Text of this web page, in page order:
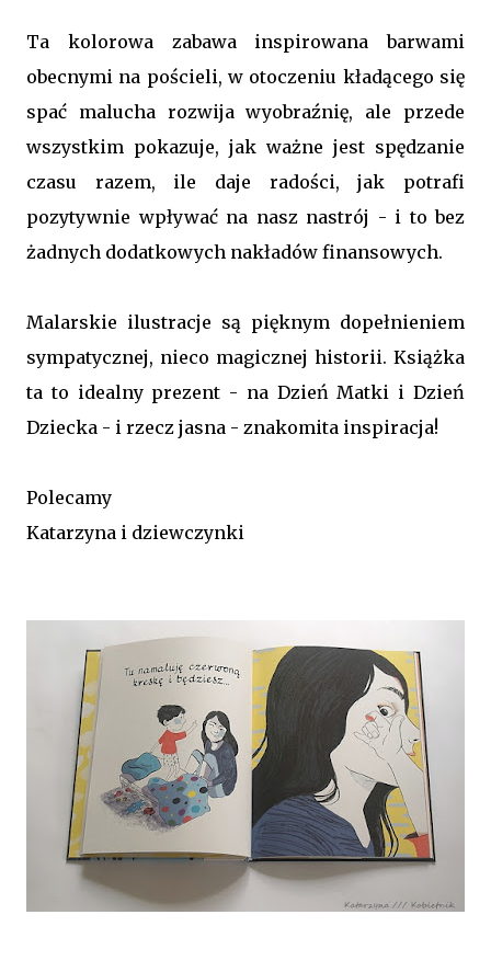
Ta kolorowa zabawa inspirowana barwami
obecnymi na pościeli, w otoczeniu kładącego się
spać malucha rozwija wyobraźnię, ale przede
wszystkim pokazuje, jak ważne jest spędzanie
czasu razem, ile daje radości, jak potrafi
pozytywnie wpływać na nasz nastrój - i to bez
żadnych dodatkowych nakładów finansowych.
Malarskie ilustracje są pięknym dopełnieniem
sympatycznej, nieco magicznej historii. Książka
ta to idealny prezent - na Dzień Matki i Dzień
Dziecka - i rzecz jasna - znakomita inspiracja!
Polecamy
Katarzyna i dziewczynki